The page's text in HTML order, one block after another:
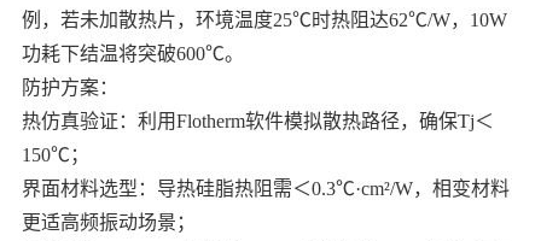
例，若未加散热片，环境温度25℃时热阻达62℃/W，10W
功耗下结温将突破600℃。
防护方案：
热仿真验证：利用Flotherm软件模拟散热路径，确保Tj＜
150℃；
界面材料选型：导热硅脂热阻需＜0.3℃·cm²/W，相变材料
更适高频振动场景；